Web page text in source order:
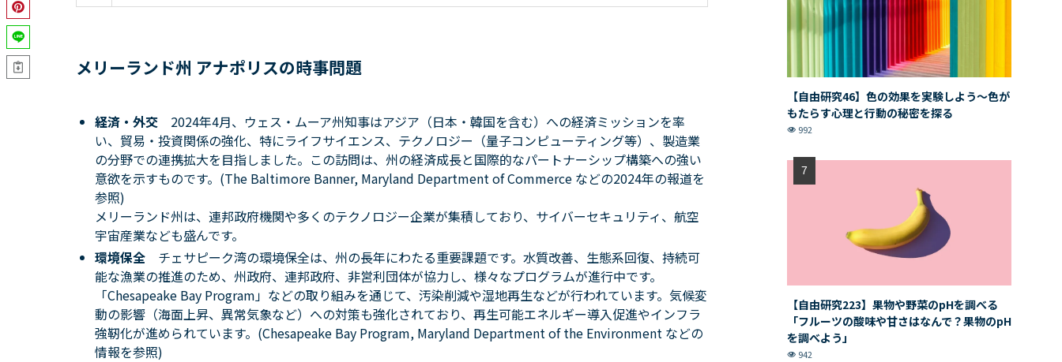
メリーランド州 アナポリスの時事問題
経済・外交 2024年4月、ウェス・ムーア州知事はアジア（日本・韓国を含む）への経済ミッションを率
い、貿易・投資関係の強化、特にライフサイエンス、テクノロジー（量子コンピューティング等）、製造業
の分野での連携拡大を目指しました。この訪問は、州の経済成長と国際的なパートナーシップ構築への強い
意欲を示すものです。(The Baltimore Banner, Maryland Department of Commerce などの2024年の報道を
参照)
メリーランド州は、連邦政府機関や多くのテクノロジー企業が集積しており、サイバーセキュリティ、航空
宇宙産業なども盛んです。
環境保全 チェサピーク湾の環境保全は、州の長年にわたる重要課題です。水質改善、生態系回復、持続可
能な漁業の推進のため、州政府、連邦政府、非営利団体が協力し、様々なプログラムが進行中です。
「Chesapeake Bay Program」などの取り組みを通じて、汚染削減や湿地再生などが行われています。気候変
動の影響（海面上昇、異常気象など）への対策も強化されており、再生可能エネルギー導入促進やインフラ
強靭化が進められています。(Chesapeake Bay Program, Maryland Department of the Environment などの
情報を参照)
【自由研究46】色の効果を実験しよう〜色が
もたらす心理と行動の秘密を探る
992
【自由研究223】果物や野菜のpHを調べる
「フルーツの酸味や甘さはなんで？果物のpH
を調べよう」
942